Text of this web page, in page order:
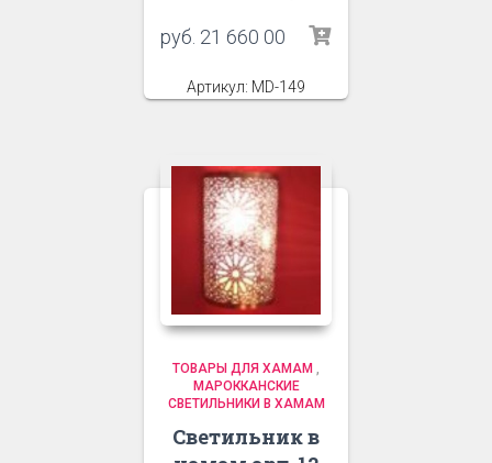
руб. 21 660 00
Артикул: MD-149
ТОВАРЫ ДЛЯ ХАМАМ ,
МАРОККАНСКИЕ
СВЕТИЛЬНИКИ В ХАМАМ
Светильник в